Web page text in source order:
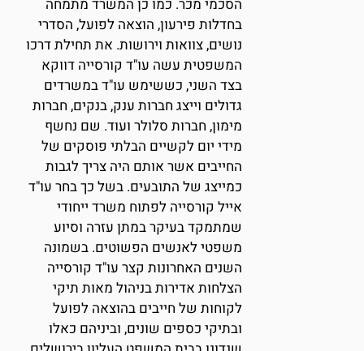
הסכמי מכר. כמו כן המשרד מתמחה
בחדלות פירעון, הוצאה לפועל, הסדרי
נושים, צוואות וירושות. את תחילת דרכו
המשפטית עשה עו"ד קורסייה דווקא
בצד השני, כששימש עו"ד במשרדים
גדולים וייצג חברות ענק, בנקים, חברות
מימון, חברות סלולר ועוד. שם נחשף
מידי יום לקשיים הבלתי פוסקים של
החייבים אשר אותם היה צריך לגבות
כמייצג של התובעים. בשל כך בחר עו"ד
אייל קורסייה לפתוח משרד ייחודי
שמתמקד בעיקר במתן עזרה וסיוע
משפטי לאנשים הפשוטים. בשמונה
השנים האחרונות קצר עו"ד קורסייה
הצלחות אדירות בניהול מאות תיקי
לקוחות של חייבים בהוצאה לפועל
ובתיקי כספים שונים, וביניהם כאלו